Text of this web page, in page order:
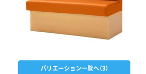
バリエーション一覧へ（3）